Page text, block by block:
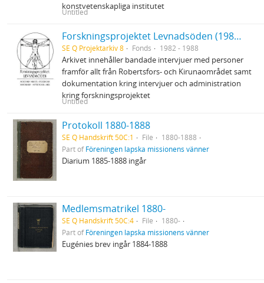
konstvetenskapliga institutet
Untitled
Forskningsprojektet Levnadsöden (1983-1988)
SE Q Projektarkiv 8 Fonds 1982 - 1988
Arkivet innehåller bandade intervjuer med personer
framför allt från Robertsfors- och Kirunaområdet samt
dokumentation kring intervjuer och administration
kring forskningsprojektet
Untitled
Protokoll 1880-1888
SE Q Handskrift 50C:1 File
1880-1888
Part ofFöreningen lapska missionens vänner
Diarium 1885-1888 ingår
Medlemsmatrikel 1880-
SE Q Handskrift 50C:4 File
1880-
Part ofFöreningen lapska missionens vänner
Eugénies brev ingår 1884-1888